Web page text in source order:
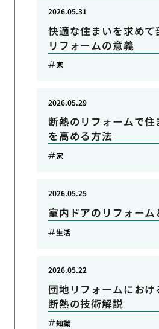
快適な住まいを求めて
リフォームの意義
2026.05.31
家
断熱のリフォームで住
を高める方法
2026.05.29
家
室内ドアのリフォーム
2026.05.25
生活
団地リフォームにおけ
断熱の技術解説
2026.05.22
知識